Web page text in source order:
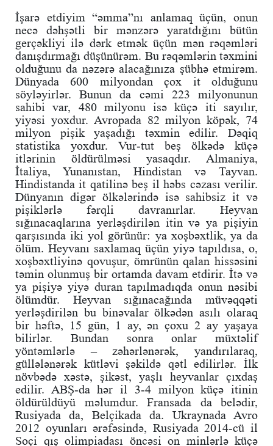
İşarə etdiyim “əmma”nı anlamaq üçün, onun
necə dəhşətli bir mənzərə yaratdığını bütün
gerçəkliyi ilə dərk etmək üçün mən rəqəmləri
danışdırmağı düşünürəm. Bu rəqəmlərin təxmini
olduğunu da nəzərə alacağınıza şübhə etmirəm.
Dünyada 600 milyondan çox it olduğunu
söyləyirlər. Bunun da cəmi 223 milyonunun
sahibi var, 480 milyonu isə küçə iti sayılır,
yiyəsi yoxdur. Avropada 82 milyon köpək, 74
milyon pişik yaşadığı təxmin edilir. Dəqiq
statistika yoxdur. Vur-tut beş ölkədə küçə
itlərinin öldürülməsi yasaqdır. Almaniya,
İtaliya, Yunanıstan, Hindistan və Tayvan.
Hindistanda it qatilinə beş il həbs cəzası verilir.
Dünyanın digər ölkələrində isə sahibsiz it və
pişiklərlə fərqli davranırlar. Heyvan
sığınacaqlarına yerləşdirilən itin və ya pişiyin
qarşısında iki yol görünür: ya xoşbəxtlik, ya da
ölüm. Heyvanı saxlamaq üçün yiyə tapıldısa, o,
xoşbəxtliyinə qovuşur, ömrünün qalan hissəsini
təmin olunmuş bir ortamda davam etdirir. İtə və
ya pişiyə yiyə duran tapılmadıqda onun nəsibi
ölümdür. Heyvan sığınacağında müvəqqəti
yerləşdirilən bu binəvalar ölkədən asılı olaraq
bir həftə, 15 gün, 1 ay, ən çoxu 2 ay yaşaya
bilirlər. Bundan sonra onlar müxtəlif
yöntəmlərlə – zəhərlənərək, yandırılaraq,
güllələnərək kütləvi şəkildə qətl edilirlər. İlk
növbədə xəstə, şikəst, yaşlı heyvanlar çıxdaş
edilir. ABŞ-da hər il 3-4 milyon küçə itinin
öldürüldüyü məlumdur. Fransada da belədir,
Rusiyada da, Belçikada da. Ukraynada Avro
2012 oyunları ərəfəsində, Rusiyada 2014-cü il
Soçi qış olimpiadası öncəsi on minlərlə küçə